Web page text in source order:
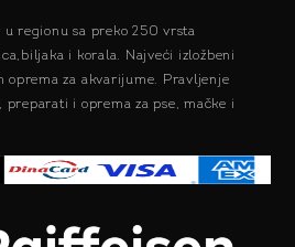
regionu sa preko 250 vrsta
i korala. Najveći izložbeni
oprema za akvarijume. Pravljenje
i oprema za pse, mačke i